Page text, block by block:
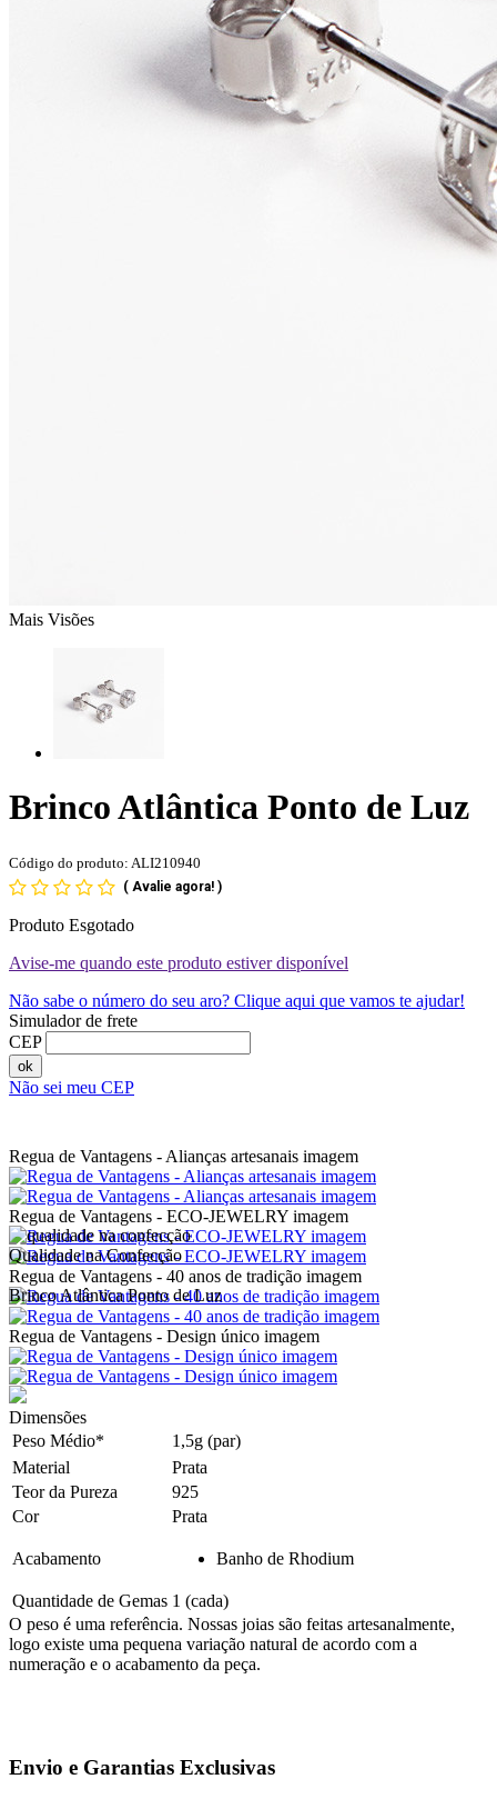
Mais Visões
Brinco Atlântica Ponto de Luz
Código do produto: ALI210940
( Avalie agora! )
Produto Esgotado
Avise-me quando este produto estiver disponível
Não sabe o número do seu aro? Clique aqui que vamos te ajudar!
Simulador de frete
CEP
ok
Não sei meu CEP
Regua de Vantagens - Alianças artesanais imagem
Regua de Vantagens - ECO-JEWELRY imagem
Regua de Vantagens - 40 anos de tradição imagem
Regua de Vantagens - Design único imagem
Qualidade na Confecção
Brinco Atlântica Ponto de Luz
Dimensões
Peso Médio*
1,5g (par)
Material
Prata
Teor da Pureza
925
Cor
Prata
Acabamento Banho de Rhodium
Quantidade de Gemas 1 (cada)
O peso é uma referência. Nossas joias são feitas artesanalmente,
logo existe uma pequena variação natural de acordo com a
numeração e o acabamento da peça.
Envio e Garantias Exclusivas